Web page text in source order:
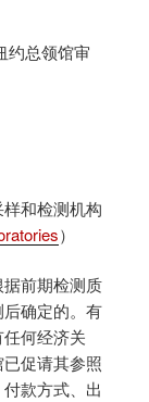
约总领馆审
样和检测机构
）
据前期检测质
确定的。有
何经济关
促请其参照
款方式、出